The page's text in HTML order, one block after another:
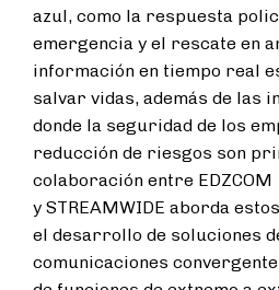
azul, como la respuesta
emergencia y el rescate en
información en tiempo real
salvar vidas, además de las
donde la seguridad de los
reducción de riesgos son
colaboración entre EDZCOM
y STREAMWIDE aborda
el desarrollo de soluciones
comunicaciones